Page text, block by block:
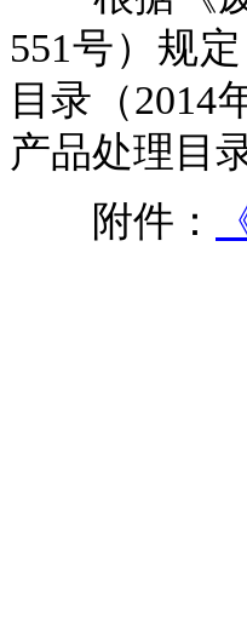
551号）规
目录（2014
产品处理目
附件：